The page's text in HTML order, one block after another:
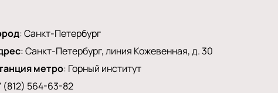
:Санкт-Петербург
:Санкт-Петербург, линия Кожевенная, д. 30
метро: Горный институт
(812) 564-63-82